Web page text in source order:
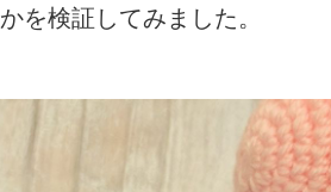
を検証してみました。